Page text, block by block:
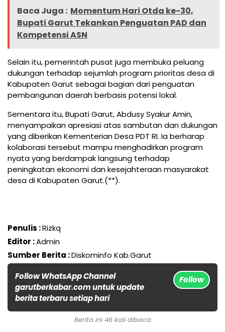
Baca Juga : Momentum Hari Otda ke-30,
Bupati Garut Tekankan Penguatan PAD dan
Kompetensi ASN
Selain itu, pemerintah pusat juga membuka peluang
dukungan terhadap sejumlah program prioritas desa di
Kabupaten Garut sebagai bagian dari penguatan
pembangunan daerah berbasis potensi lokal.
Sementara itu, Bupati Garut, Abdusy Syakur Amin,
menyampaikan apresiasi atas sambutan dan dukungan
yang diberikan Kementerian Desa PDT RI. Ia berharap
kolaborasi tersebut mampu menghadirkan program
nyata yang berdampak langsung terhadap
peningkatan ekonomi dan kesejahteraan masyarakat
desa di Kabupaten Garut.(**).
Penulis :Rizkq
Editor :Admin
Sumber Berita :Diskominfo Kab.Garut
Follow WhatsApp Channel
garutberkabar.com untuk update
berita terbaru setiap hari
Follow
Berita ini 46 kali dibaca